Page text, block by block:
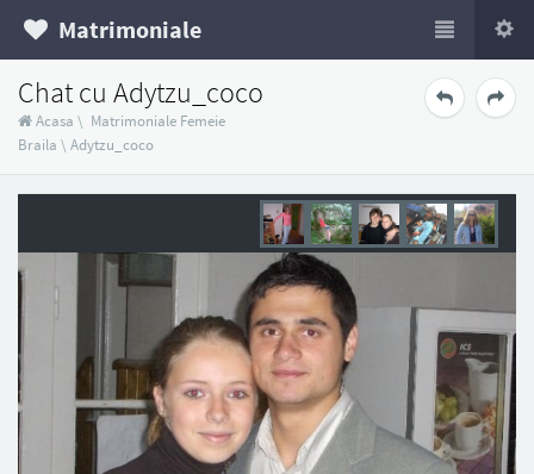
Matrimoniale
Chat cu Adytzu_coco
Acasa \ Matrimoniale Femeie
Braila \ Adytzu_coco